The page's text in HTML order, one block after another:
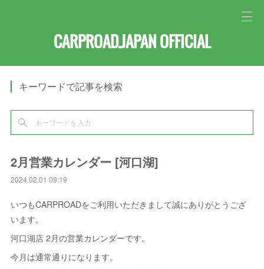
CARPROAD.JAPAN OFFICIAL
キーワードで記事を検索
2月営業カレンダー [河口湖]
2024.02.01 09:19
いつもCARPROADをご利用いただきまして誠にありがとうござ
います。
河口湖店 2月の営業カレンダーです。
今月は通常通りになります。